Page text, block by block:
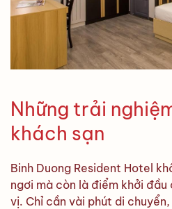
Những trải
khách sạn
Binh Duong Resident Hotel
ngơi mà còn là điểm khởi
vị. Chỉ cần vài phút di